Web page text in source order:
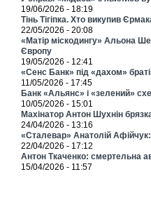
19/06/2026 - 18:19
Тінь Тігіпка. Хто викупив
22/05/2026 - 20:08
«Матір міскодингу» Альона
Європу
19/05/2026 - 12:41
«Сенс Банк» під «дахом»
11/05/2026 - 17:45
Банк «Альянс» і «зелений»
10/05/2026 - 15:01
Махінатор Антон Шухнін
24/04/2026 - 13:16
«Сталевар» Анатолій
22/04/2026 - 17:12
Антон Ткаченко: смертельна
15/04/2026 - 11:57